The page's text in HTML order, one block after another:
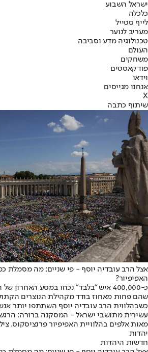
ישראל השבוע
כלכלה
לייף סטייל
מעריב לנוער
טכנולוגיה מדע וסביבה
העולם
משחקים
פודקאסטים
וידאו
אנחנו מגייסים
X
שיתוף כתבה
אצל הרב עובדיה יוסף - פי שניים: מה מסמלת
האפיפיור?
כ-400,000 איש "בלבד" נכחו במסע
שהם פחות מאחוז בודד מקהילת הנוצרים
כשבהלווית הרב עובדיה יוסף השתתפו יותר
עשירית מתושבי ישראל - המסקנה ברורה:
מאות אלפים בהלוויית האפיפיור פרנציסקוס.
יהדות
חדשות היהדות